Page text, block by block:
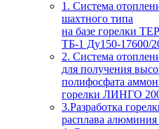
1. Система
шахтного типа
на базе горелки
ТБ-1 Ду150-17600/
2. Система
для получения
полифосфата
горелки ЛИНГО
3.Разработка
расплава